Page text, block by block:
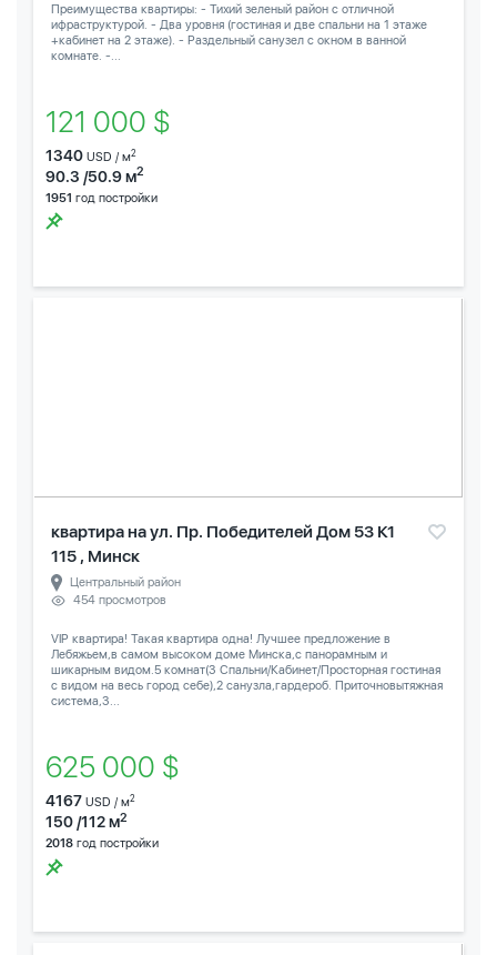
Преимущества квартиры: - Тихий зеленый район с отличной
ифраструктурой. - Два уровня (гостиная и две спальни на 1 этаже
+кабинет на 2 этаже). - Раздельный санузел с окном в ванной
комнате. -...
121 000 $
1340 USD / м2
90.3 /50.9 м2
1951 год постройки
квартира на ул. Пр. Победителей Дом 53 К1
115 , Минск
Центральный район
454 просмотров
VIP квартира! Такая квартира одна! Лучшее предложение в
Лебяжьем,в самом высоком доме Минска,с панорамным и
шикарным видом.5 комнат(3 Спальни/Кабинет/Просторная гостиная
с видом на весь город себе),2 санузла,гардероб. Приточновытяжная
система,3...
625 000 $
4167 USD / м2
150 /112 м2
2018 год постройки